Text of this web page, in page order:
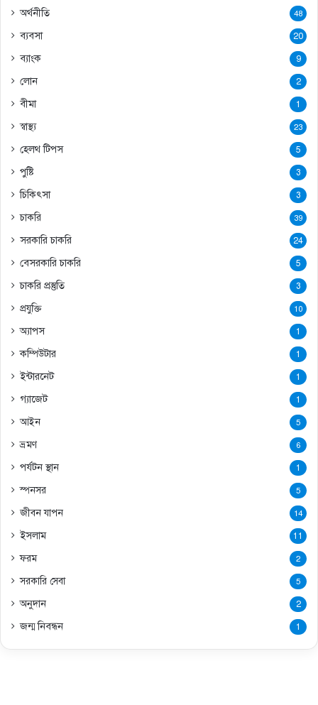
অর্থনীতি 48
ব্যবসা 20
ব্যাংক 9
লোন 2
বীমা 1
স্বাস্থ্য 23
হেলথ টিপস 5
পুষ্টি 3
চিকিৎসা 3
চাকরি 39
সরকারি চাকরি 24
বেসরকারি চাকরি 5
চাকরি প্রস্তুতি 3
প্রযুক্তি 10
অ্যাপস 1
কম্পিউটার 1
ইন্টারনেট 1
গ্যাজেট 1
আইন 5
ভ্রমণ 6
পর্যটন স্থান 1
স্পনসর 5
জীবন যাপন 14
ইসলাম 11
ফরম 2
সরকারি সেবা 5
অনুদান 2
জন্ম নিবন্ধন 1